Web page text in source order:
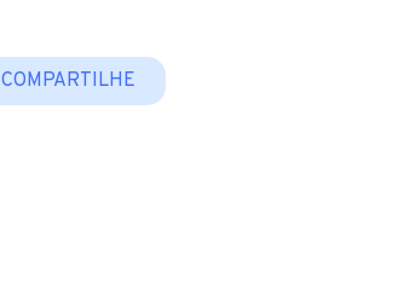
COMPARTILHE